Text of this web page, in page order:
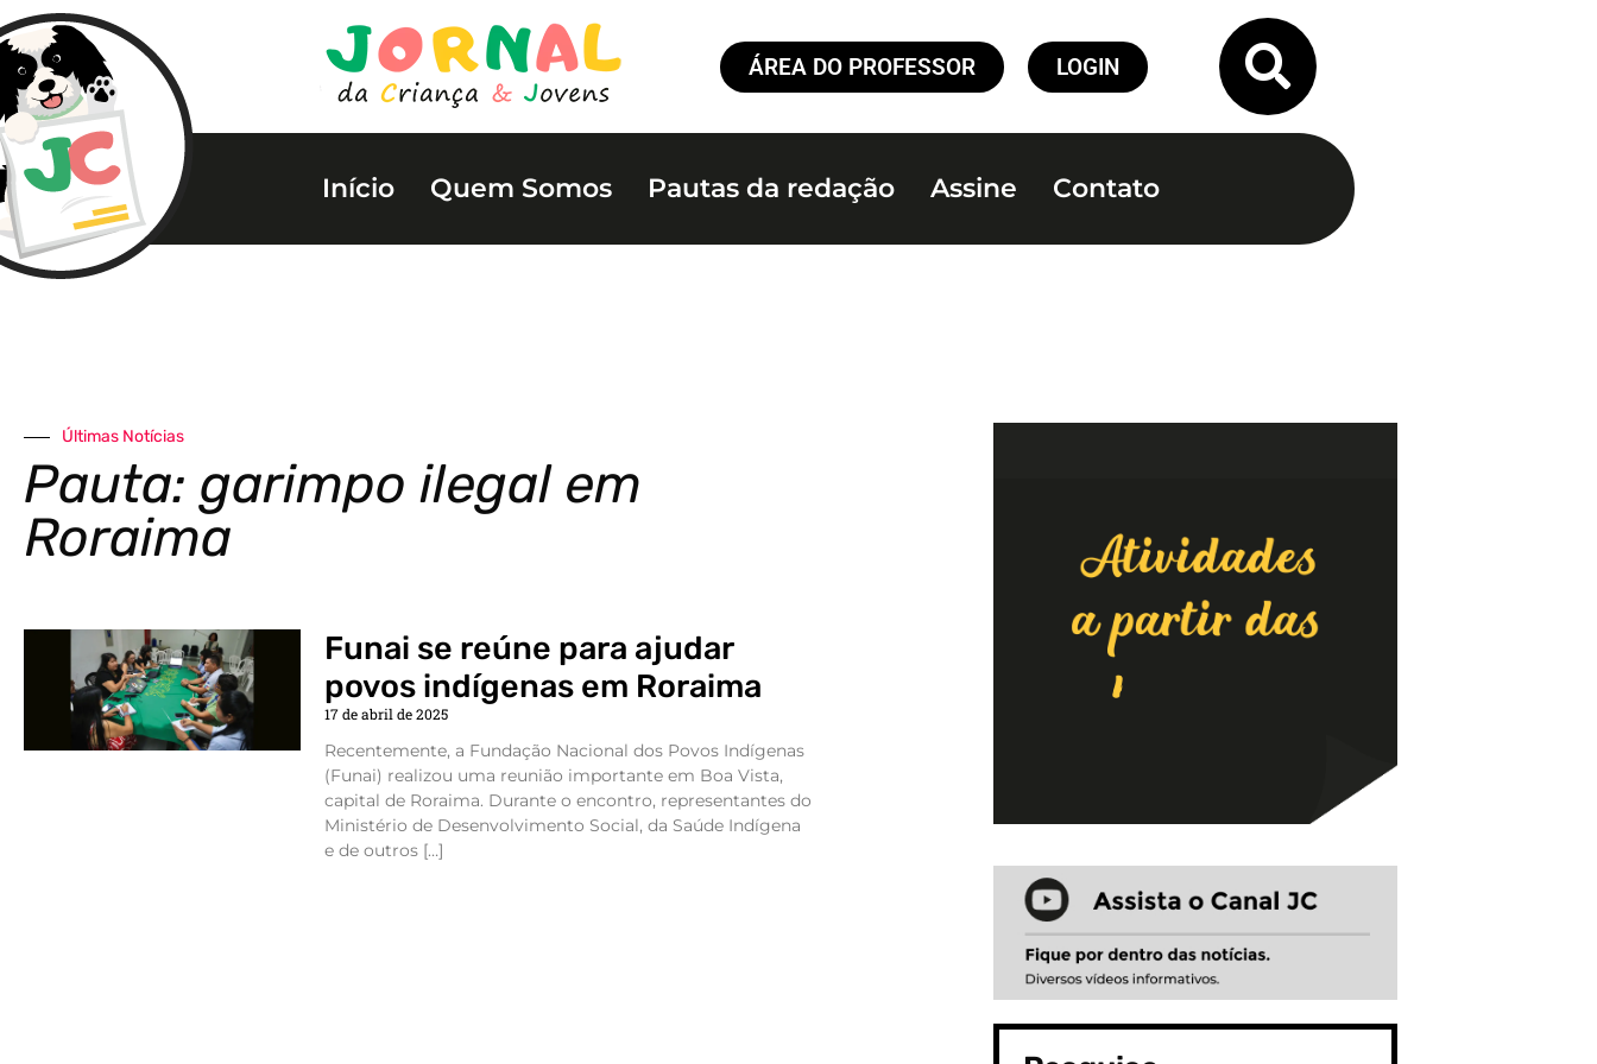
ÁREA DO PROFESSOR LOGIN
Início Quem Somos Pautas da redação Assine Contato
Últimas Notícias
Pauta: garimpo ilegal em
Roraima
Funai se reúne para ajudar
povos indígenas em Roraima
17 de abril de 2025
Recentemente, a Fundação Nacional dos Povos Indígenas
(Funai) realizou uma reunião importante em Boa Vista,
capital de Roraima. Durante o encontro, representantes do
Ministério de Desenvolvimento Social, da Saúde Indígena
e de outros […]